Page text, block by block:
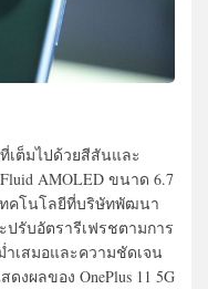
เต็มไปด้วยสีสันและ
AMOLED ขนาด 6.7
ทคโนโลยีที่บริษัทพัฒนา
ปรับอัตรารีเฟรชตามการ
เสมอและความชัดเจน
งผลของ OnePlus 11 5G